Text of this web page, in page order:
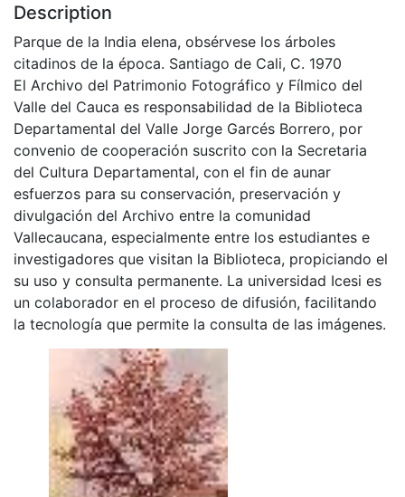
Description
Parque de la India elena, obsérvese los árboles
citadinos de la época. Santiago de Cali, C. 1970
El Archivo del Patrimonio Fotográfico y Fílmico del
Valle del Cauca es responsabilidad de la Biblioteca
Departamental del Valle Jorge Garcés Borrero, por
convenio de cooperación suscrito con la Secretaria
del Cultura Departamental, con el fin de aunar
esfuerzos para su conservación, preservación y
divulgación del Archivo entre la comunidad
Vallecaucana, especialmente entre los estudiantes e
investigadores que visitan la Biblioteca, propiciando el
su uso y consulta permanente. La universidad Icesi es
un colaborador en el proceso de difusión, facilitando
la tecnología que permite la consulta de las imágenes.